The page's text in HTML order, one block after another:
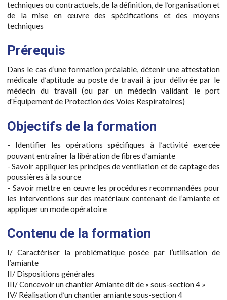
techniques ou contractuels, de la définition, de l’organisation et
de la mise en œuvre des spécifications et des moyens
techniques
Prérequis
Dans le cas d’une formation préalable, détenir une attestation
médicale d’aptitude au poste de travail à jour délivrée par le
médecin du travail (ou par un médecin validant le port
d'Équipement de Protection des Voies Respiratoires)
Objectifs de la formation
- Identifier les opérations spécifiques à l’activité exercée
pouvant entraîner la libération de fibres d’amiante
- Savoir appliquer les principes de ventilation et de captage des
poussières à la source
- Savoir mettre en œuvre les procédures recommandées pour
les interventions sur des matériaux contenant de l’amiante et
appliquer un mode opératoire
Contenu de la formation
I/ Caractériser la problématique posée par l’utilisation de
l’amiante
II/ Dispositions générales
III/ Concevoir un chantier Amiante dit de « sous-section 4 »
IV/ Réalisation d’un chantier amiante sous-section 4